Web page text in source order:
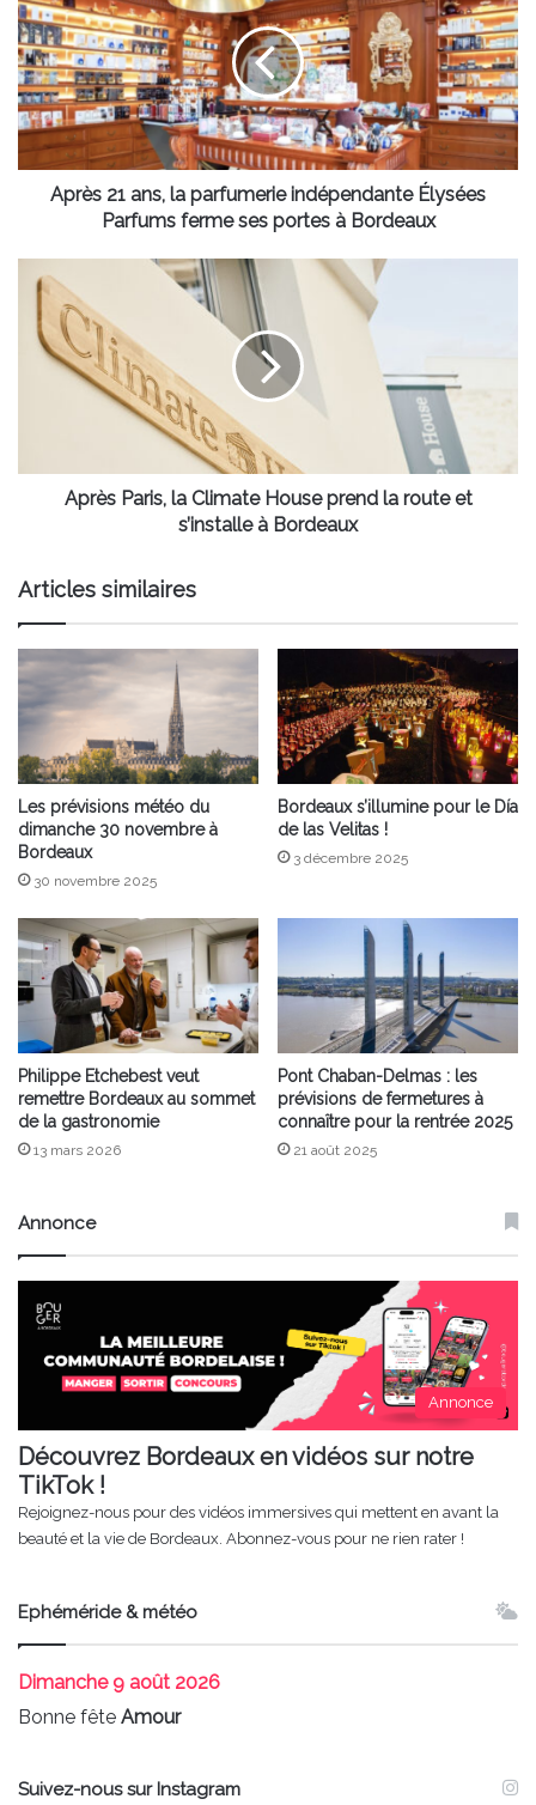
ans,
la
parfumerie
indépendante
Élysées
Parfums
ferme
Après 21 ans, la parfumerie indépendante Élysées
Parfums ferme ses portes à Bordeaux
Paris,
Climate
House
et
s’installeAprès Paris, la Climate House prend la route et
s’installe à Bordeaux
Articles similaires
Les prévisions météo du
dimanche 30 novembre à
Bordeaux
30 novembre 2025
Bordeaux s’illumine pour le Día
de las Velitas !
3 décembre 2025
Philippe Etchebest veut
remettre Bordeaux au sommet
de la gastronomie
13 mars 2026
Pont Chaban-Delmas : les
prévisions de fermetures à
connaître pour la rentrée 2025
21 août 2025
Annonce
Annonce
Découvrez Bordeaux en vidéos sur notre
TikTok !
Rejoignez-nous pour des vidéos immersives qui mettent en avant la
beauté et la vie de Bordeaux. Abonnez-vous pour ne rien rater !
Ephéméride & météo
Dimanche9 août 2026
Bonne fête Amour
Suivez-nous sur Instagram